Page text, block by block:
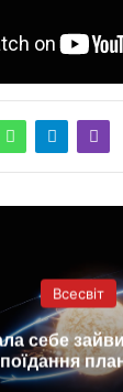
Всесвіт
себе
поїдання